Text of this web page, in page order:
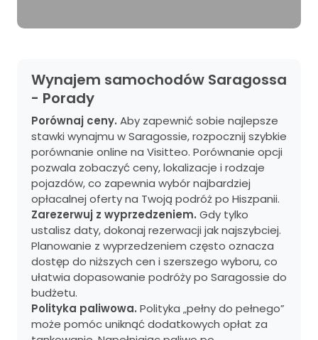
Wynajem samochodów Saragossa
- Porady
Porównaj ceny. Aby zapewnić sobie najlepsze
stawki wynajmu w Saragossie, rozpocznij szybkie
porównanie online na Visitteo. Porównanie opcji
pozwala zobaczyć ceny, lokalizacje i rodzaje
pojazdów, co zapewnia wybór najbardziej
opłacalnej oferty na Twoją podróż po Hiszpanii.
Zarezerwuj z wyprzedzeniem. Gdy tylko
ustalisz daty, dokonaj rezerwacji jak najszybciej.
Planowanie z wyprzedzeniem często oznacza
dostęp do niższych cen i szerszego wyboru, co
ułatwia dopasowanie podróży po Saragossie do
budżetu.
Polityka paliwowa. Polityka „pełny do pełnego”
może pomóc uniknąć dodatkowych opłat za